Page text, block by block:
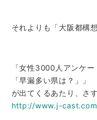
それよりも「大阪都構
「女性3000人アンケ
「早漏多い県は？」」
が出てくるあたり、さ
http://www.j-